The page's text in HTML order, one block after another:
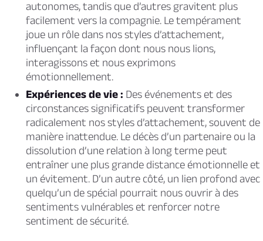
autonomes, tandis que d’autres gravitent plus
facilement vers la compagnie. Le tempérament
joue un rôle dans nos styles d’attachement,
influençant la façon dont nous nous lions,
interagissons et nous exprimons
émotionnellement.
Expériences de vie : Des événements et des
circonstances significatifs peuvent transformer
radicalement nos styles d’attachement, souvent de
manière inattendue. Le décès d’un partenaire ou la
dissolution d’une relation à long terme peut
entraîner une plus grande distance émotionnelle et
un évitement. D’un autre côté, un lien profond avec
quelqu’un de spécial pourrait nous ouvrir à des
sentiments vulnérables et renforcer notre
sentiment de sécurité.